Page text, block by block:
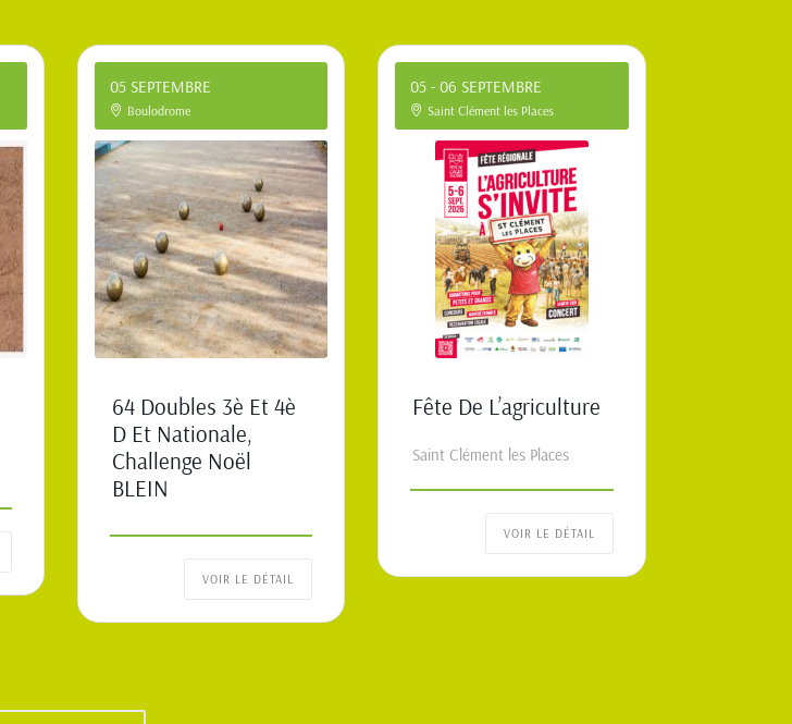
05 SEPTEMBRE
Boulodrome
64 Doubles 3è Et 4è
D Et Nationale,
Challenge Noël
BLEIN
VOIR LE DÉTAIL
05 - 06 SEPTEMBRE
Saint Clément les Places
Fête De L’agriculture
Saint Clément les Places
VOIR LE DÉTAIL